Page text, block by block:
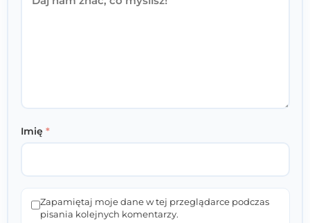
Imię *
Zapamiętaj moje dane w tej przeglądarce podczas
pisania kolejnych komentarzy.